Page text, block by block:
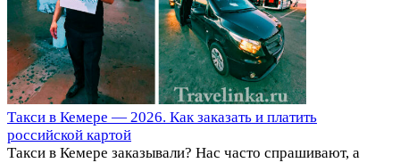
Такси в Кемере — 2026. Как заказать и платить
российской картой
Такси в Кемере заказывали? Нас часто спрашивают, а